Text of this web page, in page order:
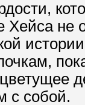
Хейса
с собой.